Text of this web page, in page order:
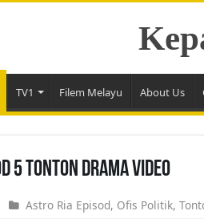
TV1 Filem Melayu About Us
5 Tonton Drama Video
Astro Ria Episod, Ofis Politik,